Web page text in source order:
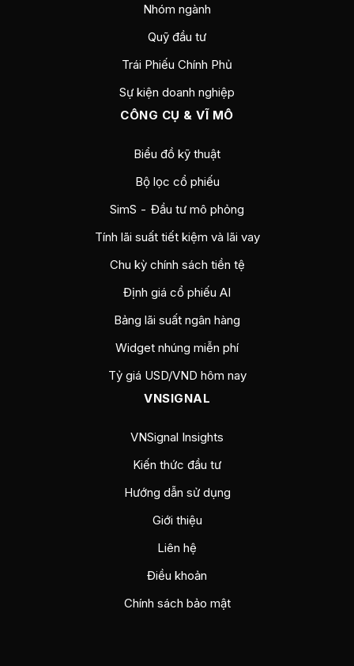
Nhóm ngành
Quỹ đầu tư
Trái Phiếu Chính Phủ
Sự kiện doanh nghiệp
CÔNG CỤ & VĨ MÔ
Biểu đồ kỹ thuật
Bộ lọc cổ phiếu
SimS - Đầu tư mô phỏng
Tính lãi suất tiết kiệm và lãi vay
Chu kỳ chính sách tiền tệ
Định giá cổ phiếu AI
Bảng lãi suất ngân hàng
Widget nhúng miễn phí
Tỷ giá USD/VND hôm nay
VNSIGNAL
VNSignal Insights
Kiến thức đầu tư
Hướng dẫn sử dụng
Giới thiệu
Liên hệ
Điều khoản
Chính sách bảo mật